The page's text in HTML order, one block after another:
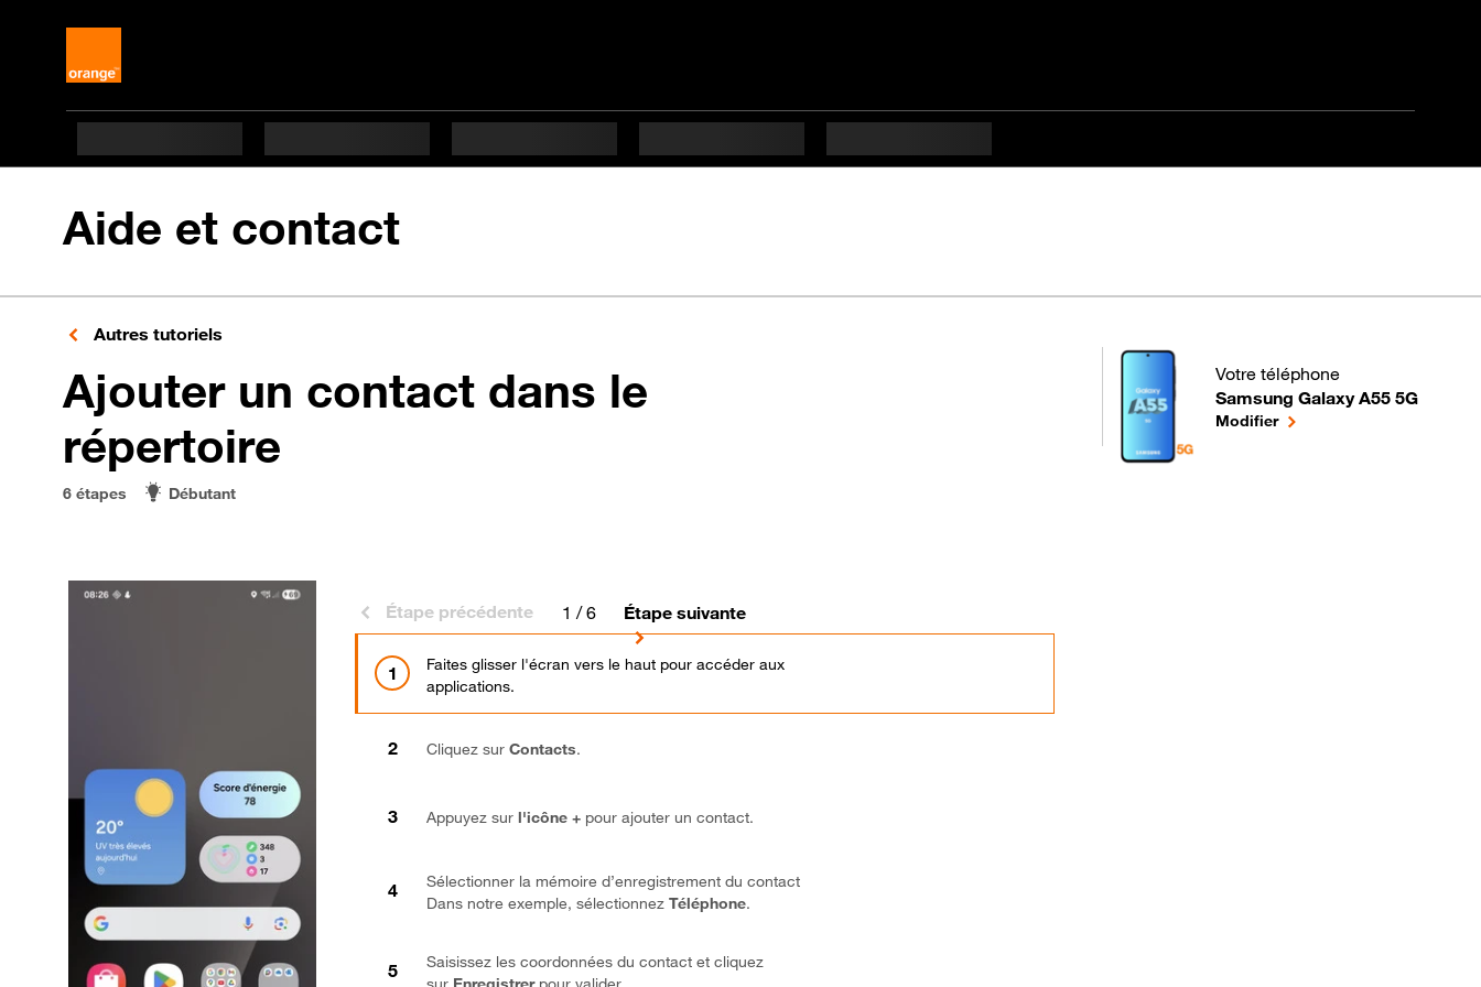
Aide et contact
Autres tutoriels
Ajouter un contact dans le
répertoire
6 étapes Débutant
Votre téléphone
Samsung Galaxy A55 5G
pour votre Samsung Galaxy A55
Modifierle téléphone sélectionné
Étape précédente 1 / 6 Étape suivante
Faites glisser l'écran vers le haut pour accéder aux
applications.
Cliquez surContacts.
Appuyez surl'icône + pour ajouter un contact.
Sélectionner la mémoire d’enregistrement du contact
Dans notre exemple, sélectionnezTéléphone.
Saisissez les coordonnées du contact et cliquez
sur Enregistrerpour valider.